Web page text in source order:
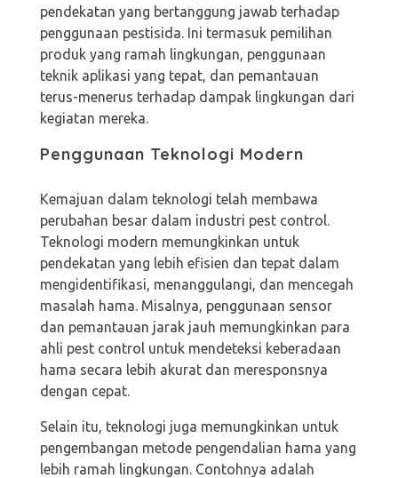
pendekatan yang bertanggung jawab terhadap
penggunaan pestisida. Ini termasuk pemilihan
produk yang ramah lingkungan, penggunaan
teknik aplikasi yang tepat, dan pemantauan
terus-menerus terhadap dampak lingkungan dari
kegiatan mereka.
Penggunaan Teknologi Modern
Kemajuan dalam teknologi telah membawa
perubahan besar dalam industri pest control.
Teknologi modern memungkinkan untuk
pendekatan yang lebih efisien dan tepat dalam
mengidentifikasi, menanggulangi, dan mencegah
masalah hama. Misalnya, penggunaan sensor
dan pemantauan jarak jauh memungkinkan para
ahli pest control untuk mendeteksi keberadaan
hama secara lebih akurat dan meresponsnya
dengan cepat.
Selain itu, teknologi juga memungkinkan untuk
pengembangan metode pengendalian hama yang
lebih ramah lingkungan. Contohnya adalah